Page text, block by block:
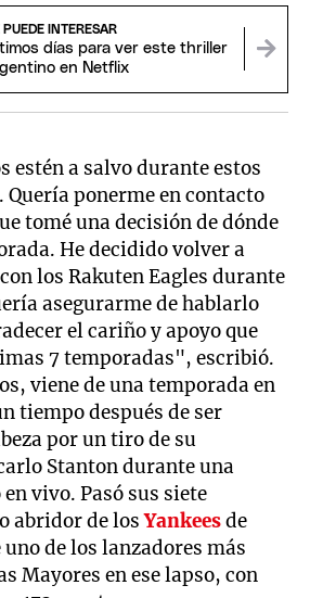
PUEDE INTERESAR
días para ver este thriller
en Netflix
estén a salvo durante estos
ponerme en contacto
tomé una decisión de dónde
He decidido volver a
los Rakuten Eagles durante
asegurarme de hablarlo
el cariño y apoyo que
7 temporadas", escribió.
viene de una temporada en
tiempo después de ser
por un tiro de su
Stanton durante una
vivo. Pasó sus siete
abridor de losYankeesde
uno de los lanzadores más
Mayores en ese lapso, con